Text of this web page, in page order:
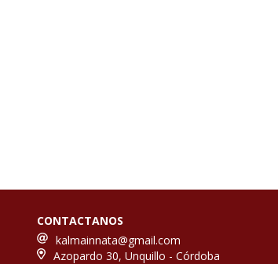
CONTACTANOS
kalmainnata@gmail.com
Azopardo 30, Unquillo - Córdoba